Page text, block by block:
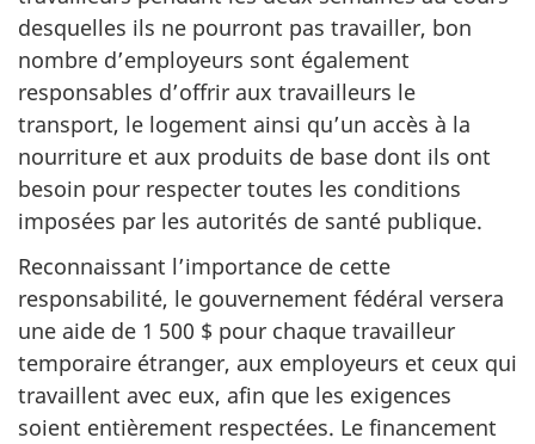
desquelles ils ne pourront pas travailler, bon
nombre d’employeurs sont également
responsables d’offrir aux travailleurs le
transport, le logement ainsi qu’un accès à la
nourriture et aux produits de base dont ils ont
besoin pour respecter toutes les conditions
imposées par les autorités de santé publique.
Reconnaissant l’importance de cette
responsabilité, le gouvernement fédéral versera
une aide de 1 500 $ pour chaque travailleur
temporaire étranger, aux employeurs et ceux qui
travaillent avec eux, afin que les exigences
soient entièrement respectées. Le financement